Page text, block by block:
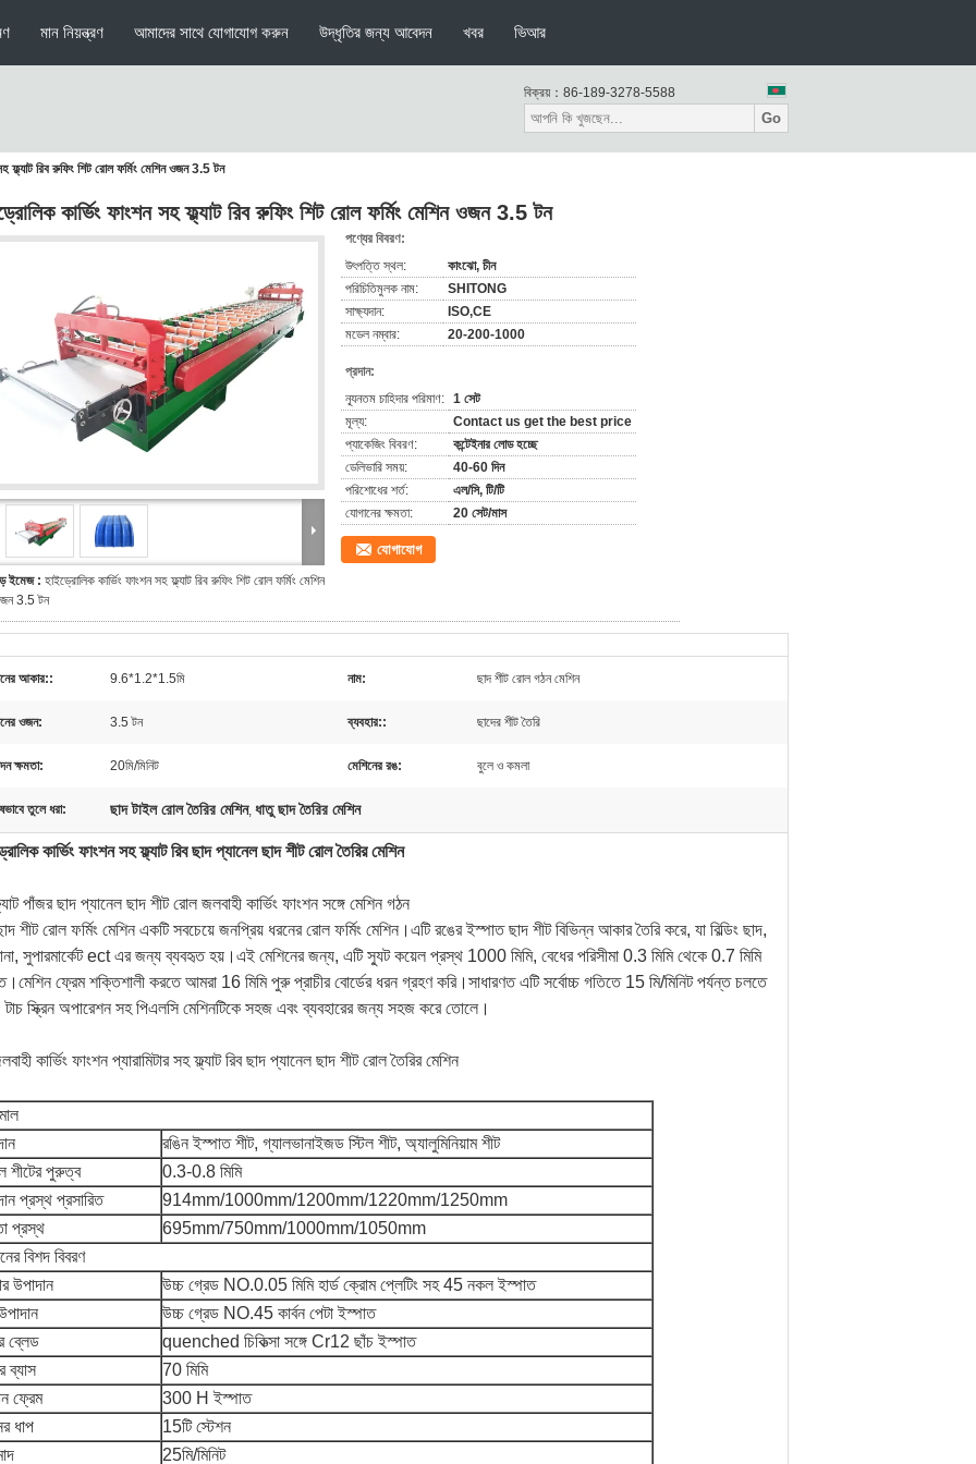
মান নিয়ন্ত্রণ আমাদের সাথে যোগাযোগ করুন উদ্ধৃতির জন্য আবেদন খবর ভিআর
বিক্রয়： 86-189-3278-5588
Go
ফ্ল্যাট রিব রুফিং শিট রোল ফর্মিং মেশিন ওজন 3.5 টন
কার্ভিং ফাংশন সহ ফ্ল্যাট রিব রুফিং শিট রোল ফর্মিং মেশিন ওজন 3.5 টন
ইমেজ : হাইড্রোলিক কার্ভিং ফাংশন সহ ফ্ল্যাট রিব রুফিং শিট রোল ফর্মিং মেশিন
3.5 টন
পণ্যের বিবরণ:
উৎপত্তি স্থল:
কাংঝো, চীন
পরিচিতিমুলক নাম:
SHITONG
সাক্ষ্যদান:
ISO,CE
মডেল নম্বার:
20-200-1000
প্রদান:
ন্যূনতম চাহিদার পরিমাণ: 1 সেট
মূল্য:
Contact us get the best price
প্যাকেজিং বিবরণ:
কন্টেইনার লোড হচ্ছে
ডেলিভারি সময়:
40-60 দিন
পরিশোধের শর্ত:
এল/সি, টি/টি
যোগানের ক্ষমতা:
20 সেট/মাস
যোগাযোগ
আকার:: 9.6*1.2*1.5মি নাম: ছাদ শীট রোল গঠন মেশিন
ওজন: 3.5 টন ব্যবহার:: ছাদের শীট তৈরি
ক্ষমতা: 20মি/মিনিট মেশিনের রঙ: বুলে ও কমলা
তুলে ধরা: ছাদ টাইল রোল তৈরির মেশিন, ধাতু ছাদ তৈরির মেশিন
কার্ভিং ফাংশন সহ ফ্ল্যাট রিব ছাদ প্যানেল ছাদ শীট রোল তৈরির মেশিন
পাঁজর ছাদ প্যানেল ছাদ শীট রোল জলবাহী কার্ভিং ফাংশন সঙ্গে মেশিন গঠন
শীট রোল ফর্মিং মেশিন একটি সবচেয়ে জনপ্রিয় ধরনের রোল ফর্মিং মেশিন।এটি রঙের ইস্পাত ছাদ শীট বিভিন্ন আকার তৈরি করে, যা বিল্ডিং ছাদ,
সুপারমার্কেট ect এর জন্য ব্যবহৃত হয়।এই মেশিনের জন্য, এটি স্যুট কয়েল প্রস্থ 1000 মিমি, বেধের পরিসীমা 0.3 মিমি থেকে 0.7 মিমি
ফ্রেম শক্তিশালী করতে আমরা 16 মিমি পুরু প্রাচীর বোর্ডের ধরন গ্রহণ করি।সাধারণত এটি সর্বোচ্চ গতিতে 15 মি/মিনিট পর্যন্ত চলতে
টাচ স্ক্রিন অপারেশন সহ পিএলসি মেশিনটিকে সহজ এবং ব্যবহারের জন্য সহজ করে তোলে।
কার্ভিং ফাংশন প্যারামিটার সহ ফ্ল্যাট রিব ছাদ প্যানেল ছাদ শীট রোল তৈরির মেশিন
রঙিন ইস্পাত শীট, গ্যালভানাইজড স্টিল শীট, অ্যালুমিনিয়াম শীট
শীটের পুরুত্ব
0.3-0.8 মিমি
প্রস্থ প্রসারিত
914mm/1000mm/1200mm/1220mm/1250mm
প্রস্থ
695mm/750mm/1000mm/1050mm
বিশদ বিবরণ
উপাদান
উচ্চ গ্রেড NO.0.05 মিমি হার্ড ক্রোম প্লেটিং সহ 45 নকল ইস্পাত
উচ্চ গ্রেড NO.45 কার্বন পেটা ইস্পাত
ব্লেড
quenched চিকিত্সা সঙ্গে Cr12 ছাঁচ ইস্পাত
ব্যাস
70 মিমি
ফ্রেম
300 H ইস্পাত
ধাপ
15টি স্টেশন
25মি/মিনিট